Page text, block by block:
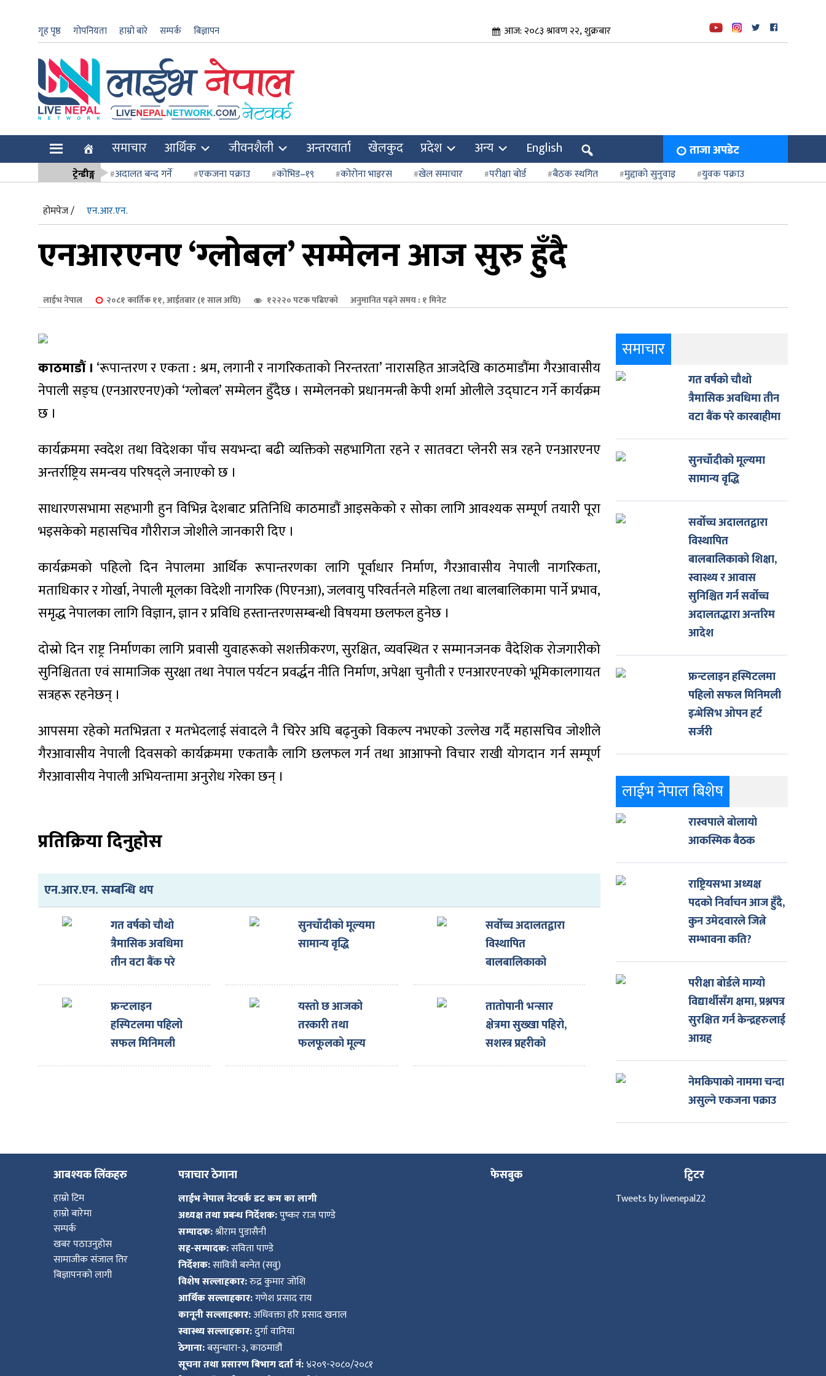
गृह पृष्ठ गोपनियता हाम्रो बारे सम्पर्क बिज्ञापन आज: २०८३ श्रावण २२, शुक्रबार
समाचार आर्थिक जीवनशैली अन्तरवार्ता खेलकुद प्रदेश अन्य English ताजा अपडेट
ट्रेन्डीङ्ग अदालत बन्द गर्ने एकजना पक्राउ कोभिड–१९ कोरोना भाइरस खेल समाचार परीक्षा बोर्ड बैठक स्थगित मुद्दाको सुनुवाइ
युवक पक्राउ
होमपेज /
एन.आर.एन.
एनआरएनए ‘ग्लोबल’ सम्मेलन आज सुरु हुँदै
लाईभ नेपाल २०८१ कार्तिक ११, आईतबार (१ साल अघि) १२२२० पटक पढिएको अनुमानित पढ्ने समय : १ मिनेट
काठमाडौं । ‘रूपान्तरण र एकता : श्रम, लगानी र नागरिकताको निरन्तरता’ नारासहित आजदेखि काठमाडौंमा गैरआवासीय
नेपाली सङ्घ (एनआरएनए)को ‘ग्लोबल’ सम्मेलन हुँदैछ । सम्मेलनको प्रधानमन्त्री केपी शर्मा ओलीले उद्घाटन गर्ने कार्यक्रम
छ ।
कार्यक्रममा स्वदेश तथा विदेशका पाँच सयभन्दा बढी व्यक्तिको सहभागिता रहने र सातवटा प्लेनरी सत्र रहने एनआरएनए
अन्तर्राष्ट्रिय समन्वय परिषद्ले जनाएको छ ।
साधारणसभामा सहभागी हुन विभिन्न देशबाट प्रतिनिधि काठमाडौं आइसकेको र सोका लागि आवश्यक सम्पूर्ण तयारी पूरा
भइसकेको महासचिव गौरीराज जोशीले जानकारी दिए ।
कार्यक्रमको पहिलो दिन नेपालमा आर्थिक रूपान्तरणका लागि पूर्वाधार निर्माण, गैरआवासीय नेपाली नागरिकता,
मताधिकार र गोर्खा, नेपाली मूलका विदेशी नागरिक (पिएनआ), जलवायु परिवर्तनले महिला तथा बालबालिकामा पार्ने प्रभाव,
समृद्ध नेपालका लागि विज्ञान, ज्ञान र प्रविधि हस्तान्तरणसम्बन्धी विषयमा छलफल हुनेछ ।
दोस्रो दिन राष्ट्र निर्माणका लागि प्रवासी युवाहरूको सशक्तीकरण, सुरक्षित, व्यवस्थित र सम्मानजनक वैदेशिक रोजगारीको
सुनिश्चितता एवं सामाजिक सुरक्षा तथा नेपाल पर्यटन प्रवर्द्धन नीति निर्माण, अपेक्षा चुनौती र एनआरएनएको भूमिकालगायत
सत्रहरू रहनेछन् ।
आपसमा रहेको मतभिन्नता र मतभेदलाई संवादले नै चिरेर अघि बढ्नुको विकल्प नभएको उल्लेख गर्दै महासचिव जोशीले
गैरआवासीय नेपाली दिवसको कार्यक्रममा एकताकै लागि छलफल गर्न तथा आआफ्नो विचार राखी योगदान गर्न सम्पूर्ण
गैरआवासीय नेपाली अभियन्तामा अनुरोध गरेका छन् ।
प्रतिक्रिया दिनुहोस
एन.आर.एन. सम्बन्धि थप
गत वर्षको चौथो
त्रैमासिक अवधिमा
तीन वटा बैंक परे
कारबाहीमा
सुनचाँदीको मूल्यमा
सामान्य वृद्धि
सर्वोच्च अदालतद्वारा
विस्थापित
बालबालिकाको
शिक्षा, स्वास्थ्य र
आवास सुनिश्चित गर्न
सर्वोच्च अदालतद्धारा
अन्तरिम आदेश
फ्रन्टलाइन
हस्पिटलमा पहिलो
सफल मिनिमली
इन्भेसिभ ओपन हर्ट
यस्तो छ आजको
तरकारी तथा
फलफूलको मूल्य
तातोपानी भन्सार
क्षेत्रमा सुख्खा पहिरो,
सशस्त्र प्रहरीको
बीओपीमा क्षति
समाचार
गत वर्षको चौथो
त्रैमासिक अवधिमा तीन
वटा बैंक परे कारबाहीमा
सुनचाँदीको मूल्यमा
सामान्य वृद्धि
सर्वोच्च अदालतद्वारा
विस्थापित
बालबालिकाको शिक्षा,
स्वास्थ्य र आवास
सुनिश्चित गर्न सर्वोच्च
अदालतद्धारा अन्तरिम
आदेश
फ्रन्टलाइन हस्पिटलमा
पहिलो सफल मिनिमली
इन्भेसिभ ओपन हर्ट
सर्जरी
लाईभ नेपाल बिशेष
रास्वपाले बोलायो
आकस्मिक बैठक
राष्ट्रियसभा अध्यक्ष
पदको निर्वाचन आज हुँदै,
कुन उमेदवारले जित्ने
सम्भावना कति?
परीक्षा बोर्डले माग्यो
विद्यार्थीसँग क्षमा, प्रश्नपत्र
सुरक्षित गर्न केन्द्रहरुलाई
आग्रह
नेमकिपाको नाममा चन्दा
असुल्ने एकजना पक्राउ
आबश्यक लिंकहरु
हाम्रो टिम
हाम्रो बारेमा
सम्पर्क
खबर पठाउनुहोस
सामाजीक संजाल तिर
बिज्ञापनको लागी
पत्राचार ठेगाना
लाईभ नेपाल नेटवर्क डट कम का लागी
अध्यक्ष तथा प्रबन्ध निर्देशक:पुष्कर राज पाण्डे
सम्पादक:श्रीराम पुडासैनी
सह-सम्पादक:सविता पाण्डे
निर्देशक:सावित्री बस्नेत (सवु)
विशेष सल्लाहकार:रुद्र कुमार जोशि
आर्थिक सल्लाहकार:गणेश प्रसाद राय
कानूनी सल्लाहकार:अधिवक्ता हरि प्रसाद खनाल
स्वास्थ्य सल्लाहकार:दुर्गा वानिया
ठेगाना:बसुन्धारा-३, काठमाडौं
सूचना तथा प्रसारण बिभाग दर्ता नं:४२०९-२०८०/२०८१
फेसबुक ट्विटर
Tweets by livenepal22